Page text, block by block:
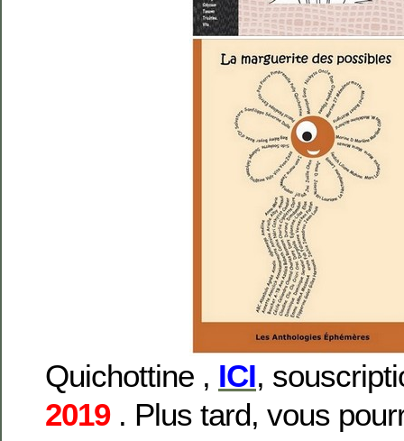
Quichottine , ICI,
2019. Plus tard, vous